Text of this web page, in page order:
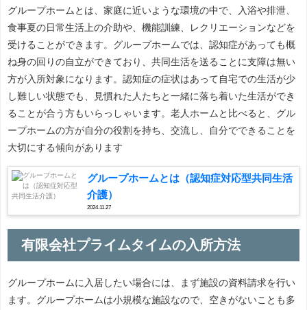
グループホームとは、家庭に近いような環境の中で、入浴や排泄、
食事夏の日常生活上の介助や、機能訓練、レクリエーションなどを
受けることができます。グループホームでは、認知症があっても概
ね身の回りの自立ができており、共同生活を送ることに支障は無い
方が入所対象になります。認知症の症状はあって自宅での生活が少
し難しい状態でも、見慣れた人たちと一緒に落ち着いた生活ができ
ることが合う方もいらっしゃいます。老人ホームと比べると、グル
ープホームの方が自分の役割を持ち、交流し、自分でできることを
大切にする傾向があります
グループホームとは（認知症対応型共同生活
介護）
2024.11.27
有限会社プライムタイムの入所方法
グループホームに入居したい場合には、まず施設の資料請求を行い
ます。グループホームは小規模な施設なので、空きがないことも多